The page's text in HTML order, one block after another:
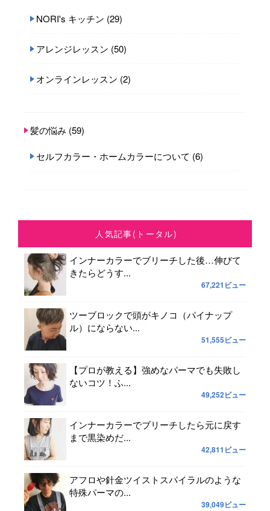
NORI's キッチン (29)
アレンジレッスン (50)
オンラインレッスン (2)
髪の悩み (59)
セルフカラー・ホームカラーについて (6)
人気記事(トータル)
インナーカラーでブリーチした後…伸びて
きたらどうす...
67,221ビュー
ツーブロックで頭がキノコ（パイナップ
ル）にならない...
51,555ビュー
【プロが教える】強めなパーマでも失敗し
ないコツ！ふ...
49,252ビュー
インナーカラーでブリーチしたら元に戻す
まで黒染めだ...
42,811ビュー
アフロや針金ツイストスパイラルのような
特殊パーマの...
39,049ビュー